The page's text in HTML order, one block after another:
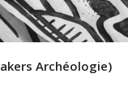
Archéologie)